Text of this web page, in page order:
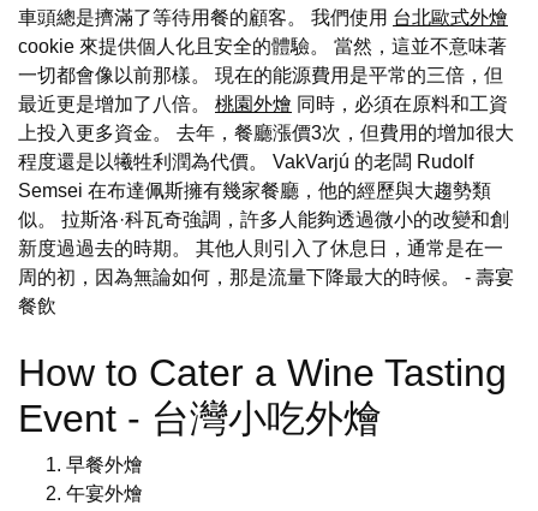
車頭總是擠滿了等待用餐的顧客。 我們使用 台北歐式外燴
cookie 來提供個人化且安全的體驗。 當然，這並不意味著
一切都會像以前那樣。 現在的能源費用是平常的三倍，但
最近更是增加了八倍。 桃園外燴 同時，必須在原料和工資
上投入更多資金。 去年，餐廳漲價3次，但費用的增加很大
程度還是以犧牲利潤為代價。 VakVarjú 的老闆 Rudolf
Semsei 在布達佩斯擁有幾家餐廳，他的經歷與大趨勢類
似。 拉斯洛·科瓦奇強調，許多人能夠透過微小的改變和創
新度過過去的時期。 其他人則引入了休息日，通常是在一
周的初，因為無論如何，那是流量下降最大的時候。 - 壽宴
餐飲
How to Cater a Wine Tasting
Event - 台灣小吃外燴
早餐外燴
午宴外燴